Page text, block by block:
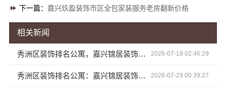
下一篇： 嘉兴玖盈装饰市区全包家装服务老房翻新价格
相关新闻
秀洲区装饰排名公寓，嘉兴锦居装饰材料有限公司 2026-07-18 02:46:29
秀洲区装饰排名公寓：嘉兴锦居装饰材料有限公司 2026-07-29 00:39:27